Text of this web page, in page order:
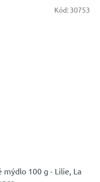
100 g - Lilie, La
Kód: 30753